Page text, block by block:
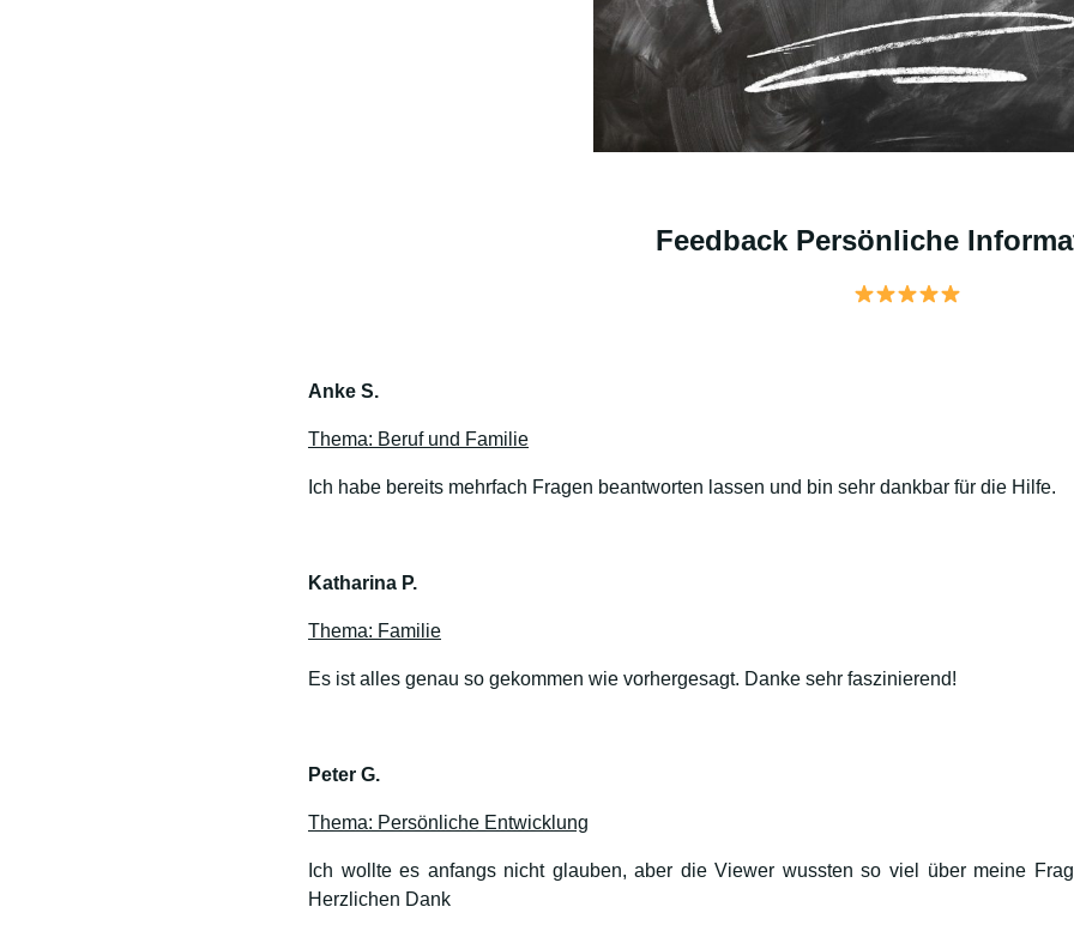
Feedback Persönliche
Anke S.
Thema: Beruf und Familie
Ich habe bereits mehrfach Fragen beantworten lassen und bin sehr dankbar für die Hilfe.
Katharina P.
Thema: Familie
Es ist alles genau so gekommen wie vorhergesagt. Danke sehr faszinierend!
Peter G.
Thema: Persönliche Entwicklung
Ich wollte es anfangs nicht glauben, aber die Viewer wussten so viel über meine
Herzlichen Dank